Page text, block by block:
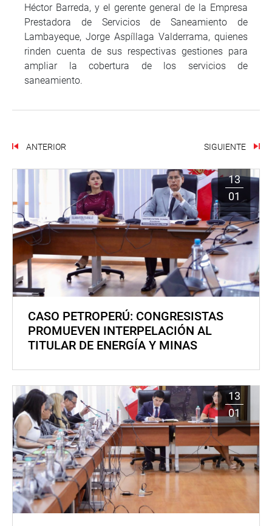
Héctor Barreda, y el gerente general de la Empresa
Prestadora de Servicios de Saneamiento de
Lambayeque, Jorge Aspíllaga Valderrama, quienes
rinden cuenta de sus respectivas gestiones para
ampliar la cobertura de los servicios de
saneamiento.
ANTERIOR SIGUIENTE
13
01
CASO PETROPERÚ: CONGRESISTAS
PROMUEVEN INTERPELACIÓN AL
TITULAR DE ENERGÍA Y MINAS
13
01